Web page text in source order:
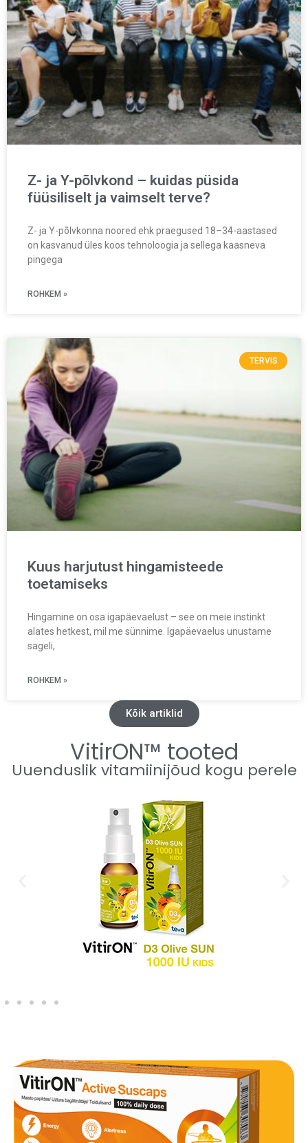
Z- ja Y-põlvkond – kuidas püsida
füüsiliselt ja vaimselt terve?
Z- ja Y-põlvkonna noored ehk praegused 18–34-aastased
on kasvanud üles koos tehnoloogia ja sellega kaasneva
pingega
ROHKEM »
TERVIS
Kuus harjutust hingamisteede
toetamiseks
Hingamine on osa igapäevaelust – see on meie instinkt
alates hetkest, mil me sünnime. Igapäevaelus unustame
sageli,
ROHKEM »
Kõik artiklid
VitirON™ tooted
Uuenduslik vitamiinijõud kogu perele